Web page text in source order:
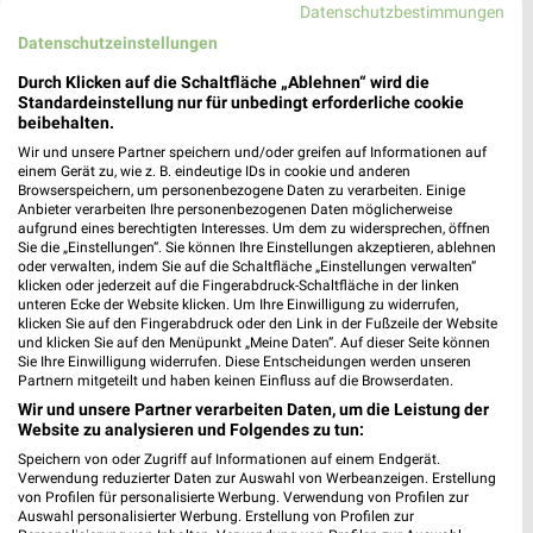
5,2 km
Angebote ab 03.08.
Noch heute gültig
6,8 km
Noch heute gültig
Lidl EDEKA
Datenschutzbestimmungen
Datenschutzeinstellungen
Durch Klicken auf die Schaltfläche „Ablehnen“ wird die
Standardeinstellung nur für unbedingt erforderliche cookie
beibehalten.
Wir und unsere Partner speichern und/oder greifen auf Informationen auf
einem Gerät zu, wie z. B. eindeutige IDs in cookie und anderen
Browserspeichern, um personenbezogene Daten zu verarbeiten. Einige
Anbieter verarbeiten Ihre personenbezogenen Daten möglicherweise
aufgrund eines berechtigten Interesses. Um dem zu widersprechen, öffnen
Sie die „Einstellungen“. Sie können Ihre Einstellungen akzeptieren, ablehnen
oder verwalten, indem Sie auf die Schaltfläche „Einstellungen verwalten“
klicken oder jederzeit auf die Fingerabdruck-Schaltfläche in der linken
unteren Ecke der Website klicken. Um Ihre Einwilligung zu widerrufen,
klicken Sie auf den Fingerabdruck oder den Link in der Fußzeile der Website
und klicken Sie auf den Menüpunkt „Meine Daten“. Auf dieser Seite können
Sie Ihre Einwilligung widerrufen. Diese Entscheidungen werden unseren
Partnern mitgeteilt und haben keinen Einfluss auf die Browserdaten.
Wir und unsere Partner verarbeiten Daten, um die Leistung der
Website zu analysieren und Folgendes zu tun:
Speichern von oder Zugriff auf Informationen auf einem Endgerät.
Verwendung reduzierter Daten zur Auswahl von Werbeanzeigen. Erstellung
von Profilen für personalisierte Werbung. Verwendung von Profilen zur
Auswahl personalisierter Werbung. Erstellung von Profilen zur